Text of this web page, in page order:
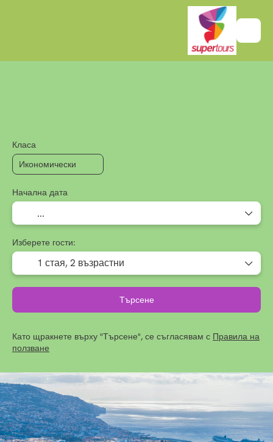
Класа
Начална дата
Изберете гости:
1 стая, 2 възрастни
Търсене
Като щракнете върху "Търсене", се съгласявам с Правила на
ползване